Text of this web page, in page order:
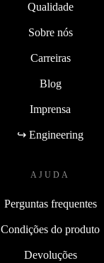
Qualidade
Sobre nós
Carreiras
Blog
Imprensa
↪ Engineering
AJUDA
Perguntas frequentes
Condições do produto
Devoluções